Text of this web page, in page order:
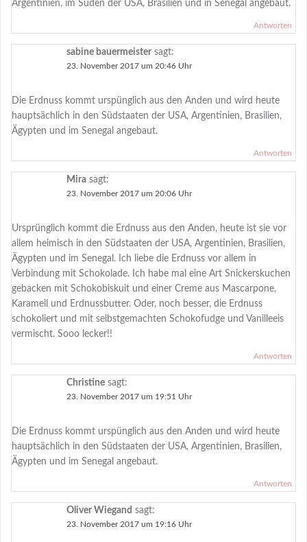
Argentinien, im Süden der USA, Brasilien und in Senegal angebaut.
Antworten
sabine bauermeister sagt:
23. November 2017 um 20:46 Uhr
Die Erdnuss kommt urspünglich aus den Anden und wird heute
hauptsächlich in den Südstaaten der USA, Argentinien, Brasilien,
Ägypten und im Senegal angebaut.
Antworten
Mira sagt:
23. November 2017 um 20:06 Uhr
Ursprünglich kommt die Erdnuss aus den Anden, heute ist sie vor
allem heimisch in den Südstaaten der USA, Argentinien, Brasilien,
Ägypten und im Senegal. Ich liebe die Erdnuss vor allem in
Verbindung mit Schokolade. Ich habe mal eine Art Snickerskuchen
gebacken mit Schokobiskuit und einer Creme aus Mascarpone,
Karamell und Erdnussbutter. Oder, noch besser, die Erdnuss
schokoliert und mit selbstgemachten Schokofudge und Vanilleeis
vermischt. Sooo lecker!!
Antworten
Christine sagt:
23. November 2017 um 19:51 Uhr
Die Erdnuss kommt urspünglich aus den Anden und wird heute
hauptsächlich in den Südstaaten der USA, Argentinien, Brasilien,
Ägypten und im Senegal angebaut.
Antworten
Oliver Wiegand sagt:
23. November 2017 um 19:16 Uhr